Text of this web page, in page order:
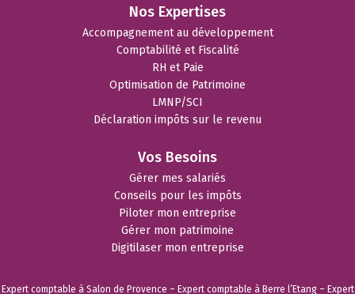
Nos Expertises
Accompagnement au développement
Comptabilité et Fiscalité
RH et Paie
Optimisation de Patrimoine
LMNP/SCI
Déclaration impôts sur le revenu
Vos Besoins
Gérer mes salariés
Conseils pour les impôts
Piloter mon entreprise
Gérer mon patrimoine
Digitilaser mon entreprise
Expert comptable à Salon de Provence – Expert comptable à Berre l’Etang– Expert